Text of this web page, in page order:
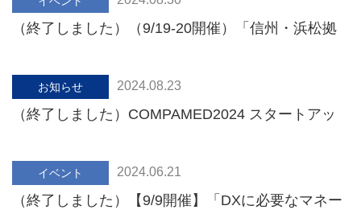
（終了しました）（9/19-20開催）「信州・浜松拠
お知らせ 2024.08.23
（終了しました）COMPAMED2024 スタートアッ
イベント 2024.06.21
（終了しました）【9/9開催】「DXに必要なマネー